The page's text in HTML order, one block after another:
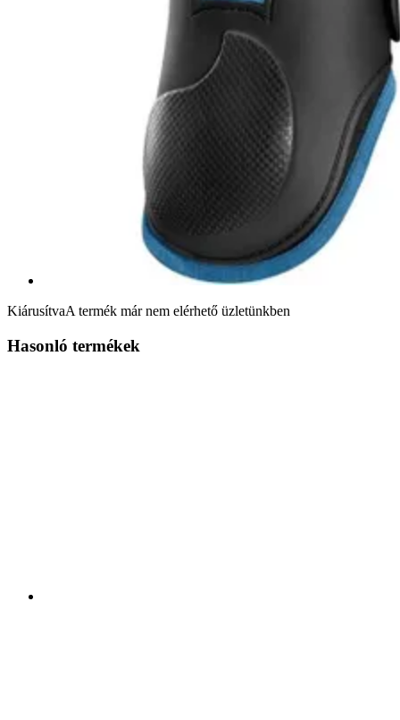
KiárusítvaA termék már nem elérhető üzletünkben
Hasonló termékek